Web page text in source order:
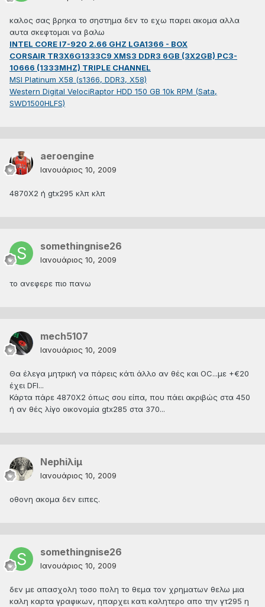
καλος σας βρηκα το σηστημα δεν το εχω παρει ακομα αλλα
αυτα σκεφτομαι να βαλω
INTEL CORE I7-920 2.66 GHZ LGA1366 - BOX
CORSAIR TR3X6G1333C9 XMS3 DDR3 6GB (3X2GB) PC3-
10666 (1333MHZ) TRIPLE CHANNEL
MSI Platinum X58 (s1366, DDR3, X58)
Western Digital VelociRaptor HDD 150 GB 10k RPM (Sata,
SWD1500HLFS)
aeroengine
Ιανουάριος 10, 2009
4870Χ2 ή gtx295 κλπ κλπ
somethingnise26
Ιανουάριος 10, 2009
το ανεφερε πιο πανω
mech5107
Ιανουάριος 10, 2009
Θα έλεγα μητρική να πάρεις κάτι άλλο αν θές και OC...με +€20
έχει DFI...
Κάρτα πάρε 4870Χ2 όπως σου είπα, που πάει ακριβώς στα 450
ή αν θές λίγο οικονομία gtx285 στα 370...
Nephiλiμ
Ιανουάριος 10, 2009
οθονη ακομα δεν ειπες.
somethingnise26
Ιανουάριος 10, 2009
δεν με απασχολη τοσο πολη το θεμα τον χρηματων θελω μια
καλη καρτα γραφικων, ηπαρχει κατι καλητερο απο την γτ295 η